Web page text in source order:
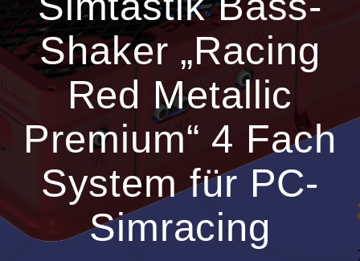
Shaker „Racing
Red Metallic
Premium“ 4 Fach
System für PC-
Simracing